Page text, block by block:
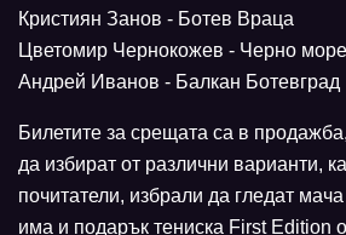
Кристиян Занов - Ботев Враца
Цветомир Чернокожев - Черно
Андрей Иванов - Балкан Ботевград
Билетите за срещата са в
да избират от различни варианти,
почитатели, избрали да гледат
има и подарък тениска First Edition